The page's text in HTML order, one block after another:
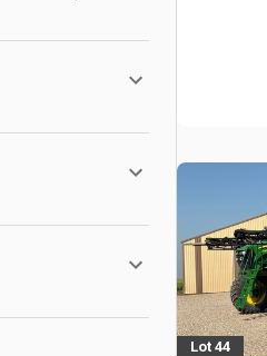
Lot 44